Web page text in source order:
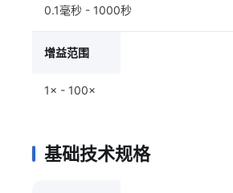
0.1毫秒 - 1000秒
增益范围
1× - 100×
基础技术规格